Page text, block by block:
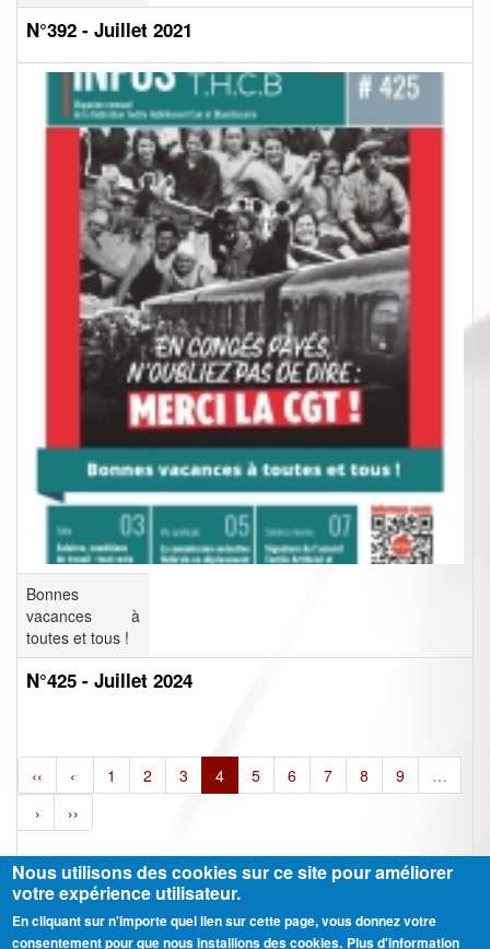
N°392 - Juillet 2021
Bonnes
vacances à
toutes et tous !
N°425 - Juillet 2024
‹‹ ‹ 1 2 3 4 5 6 7 8 9
…
›
››
Ⓒ CGT Fédération THCB - Tous les droits réservés - Mentions légales
Nous utilisons des cookies sur ce site pour améliorer
votre expérience utilisateur.
En cliquant sur n'importe quel lien sur cette page, vous donnez votre
consentement pour que nous installions des cookies. Plus d'information